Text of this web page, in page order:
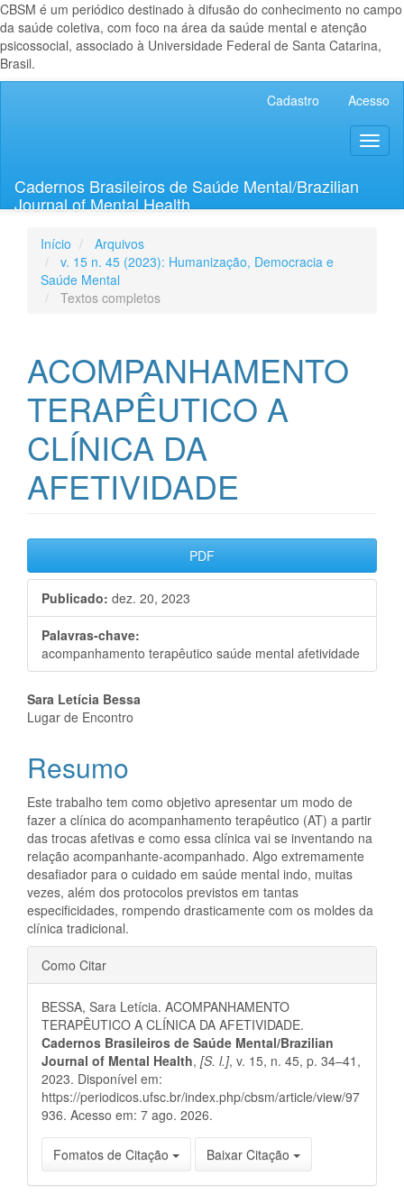
CBSM é um periódico destinado à difusão do conhecimento no campo
da saúde coletiva, com foco na área da saúde mental e atenção
psicossocial, associado à Universidade Federal de Santa Catarina,
Brasil.
Lateral
Cadastro Acesso
Cadernos Brasileiros de Saúde Mental/Brazilian
Journal of Mental Health
Início
Arquivos
v. 15 n. 45 (2023): Humanização, Democracia e
Saúde Mental
Textos completos
ACOMPANHAMENTO
TERAPÊUTICO A
CLÍNICA DA
AFETIVIDADE
Barra
lateral
de
artigos
PDF
Publicado: dez. 20, 2023
Palavras-chave:
acompanhamento terapêutico saúde mental afetividade
Conteúdo
do
artigo
principal
Sara Letícia Bessa
Lugar de Encontro
Resumo
Este trabalho tem como objetivo apresentar um modo de
fazer a clínica do acompanhamento terapêutico (AT) a partir
das trocas afetivas e como essa clínica vai se inventando na
relação acompanhante-acompanhado. Algo extremamente
desafiador para o cuidado em saúde mental indo, muitas
vezes, além dos protocolos previstos em tantas
especificidades, rompendo drasticamente com os moldes da
clínica tradicional.
Detalhes
do
artigo
Como Citar
BESSA, Sara Letícia. ACOMPANHAMENTO
TERAPÊUTICO A CLÍNICA DA AFETIVIDADE.
Cadernos Brasileiros de Saúde Mental/Brazilian
Journal of Mental Health, [S. l.], v. 15, n. 45, p. 34–41,
2023. Disponível em:
https://periodicos.ufsc.br/index.php/cbsm/article/view/97
936. Acesso em: 7 ago. 2026.
Fomatos de Citação Baixar Citação